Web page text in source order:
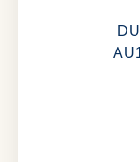
DU
AU